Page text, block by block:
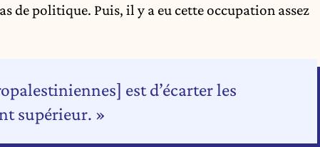
de politique. Puis, il y a eu cette occupation assez
est d’écarter les
supérieur. »